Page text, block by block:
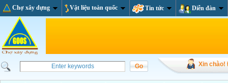
Chợ xây dựng Vật liệu toàn quốc Tin tức Diễn đàn
Xin chào!